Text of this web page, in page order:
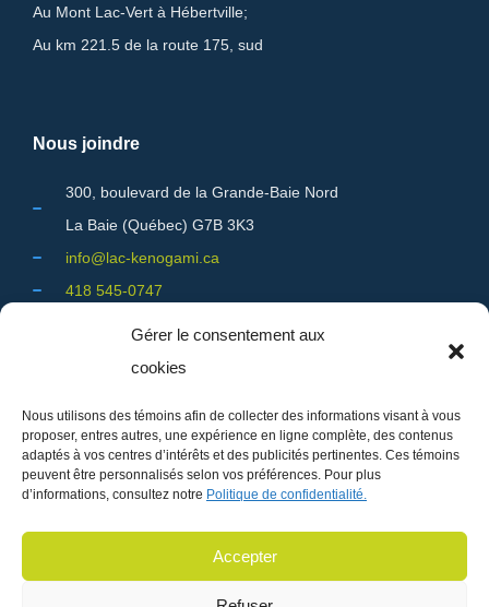
Gérer le consentement aux
cookies
Nous utilisons des témoins afin de collecter des informations visant à vous
proposer, entres autres, une expérience en ligne complète, des contenus
adaptés à vos centres d’intérêts et des publicités pertinentes. Ces témoins
peuvent être personnalisés selon vos préférences. Pour plus
d’informations, consultez notre Politique de confidentialité.
Accepter
Au Mont Lac-Vert à Hébertville;
Au km 221.5 de la route 175, sud
Nous joindre
300, boulevard de la Grande-Baie Nord
La Baie (Québec) G7B 3K3
info@lac-kenogami.ca
418 545-0747
Pour effectuer une réservation d'hébergement dans les
sentiers;
C'est par ici!
Bonne randonnée!